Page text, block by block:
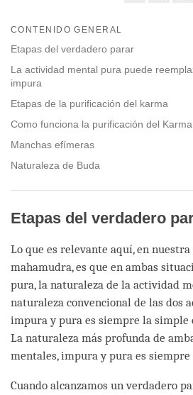
CONTENIDO GENERAL
Etapas del verdadero parar
La actividad mental pura puede
impura
Etapas de la purificación del karma
Como funciona la purificación del Karma
Manchas efímeras
Naturaleza de Buda
Etapas del verdadero
Lo que es relevante aquí, en
mahamudra, es que en ambas
pura, la naturaleza de la actividad
naturaleza convencional de las dos
impura y pura es siempre la simple
La naturaleza más profunda de
mentales, impura y pura es siempre
Cuando alcanzamos un verdadero